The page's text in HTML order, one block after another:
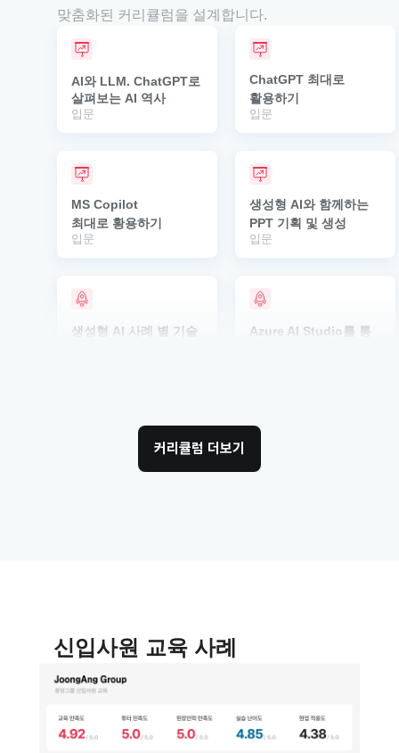
맞춤화된 커리큘럼을 설계합니다.
AI와 LLM. ChatGPT로
살펴보는 AI 역사
입문
ChatGPT 최대로
활용하기
입문
MS Copilot
최대로 황용하기
입문
생성형 AI와 함께하는
PPT 기획 및 생성
입문
생성형 AI 사례 별 기술
Azure AI Studio를 통
커리큘럼 더보기
신입사원 교육 사례